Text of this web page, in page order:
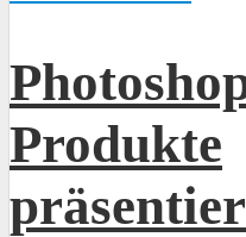
Produkte